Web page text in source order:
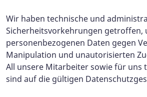
Wir haben technische und
Sicherheitsvorkehrungen getroffen,
personenbezogenen Daten gegen
Manipulation und unautorisierten
All unsere Mitarbeiter sowie für uns
sind auf die gültigen